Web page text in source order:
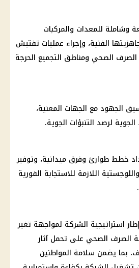
وشاملة للمعدات والمركبات
الفنية، وإجراء عمليات تفتيش
الصرف الصحي ومناطق التجميع الحرجة
الجهود مع الجهات المعنية،
لرصد التنبؤات الجوية.
خطط طوارئ وفرق ميدانية، وتوفير
اللازمة للاستجابة الفورية
استراتيجية الشركة لمواجهة تغير
الصرف الصحي على تحمل آثار
بما يضمن سلامة المواطنين